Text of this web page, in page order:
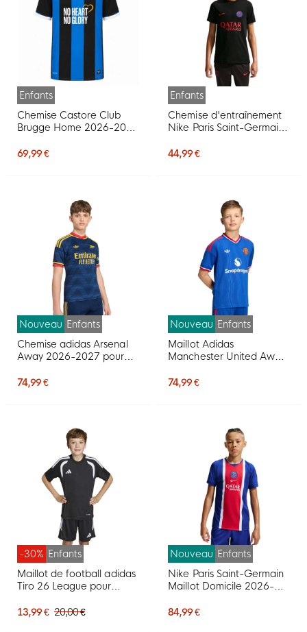
Enfants
Chemise Castore Club
Brugge Home 2026-2027
69,99 €
Enfants
Chemise d'entraînement
Nike Paris Saint-Germain
Enfants, noir, rouge vif,
44,99 €
Nouveau Enfants
Chemise adidas Arsenal
Away 2026-2027 pour
74,99 €
Nouveau Enfants
Maillot Adidas
Manchester United Away
74,99 €
-30% Enfants
Maillot de football adidas
Tiro 26 League pour
13,99 € 20,00 €
Nouveau Enfants
Nike Paris Saint-Germain
Maillot Domicile 2026-
84,99 €